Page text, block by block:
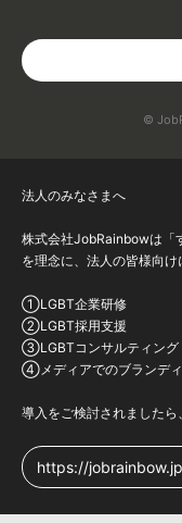
©
法人のみなさまへ
株式会社JobRainbowは「
を理念に、法人の皆様向け
①LGBT企業研修
②LGBT採用支援
③LGBTコンサルティング
④メディアでのブランデ
導入をご検討されましたら
https://